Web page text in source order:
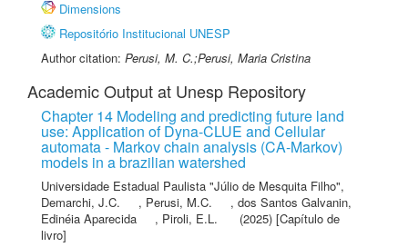
Dimensions
Repositório Institucional UNESP
Author citation: Perusi, M. C.;Perusi, Maria Cristina
Academic Output at Unesp Repository
Chapter 14 Modeling and predicting future land
use: Application of Dyna-CLUE and Cellular
automata - Markov chain analysis (CA-Markov)
models in a brazilian watershed
Universidade Estadual Paulista "Júlio de Mesquita Filho",
Demarchi, J.C.
, Perusi, M.C. , dos Santos Galvanin,
Edinéia Aparecida
, Piroli, E.L.
(2025) [Capítulo de
livro]